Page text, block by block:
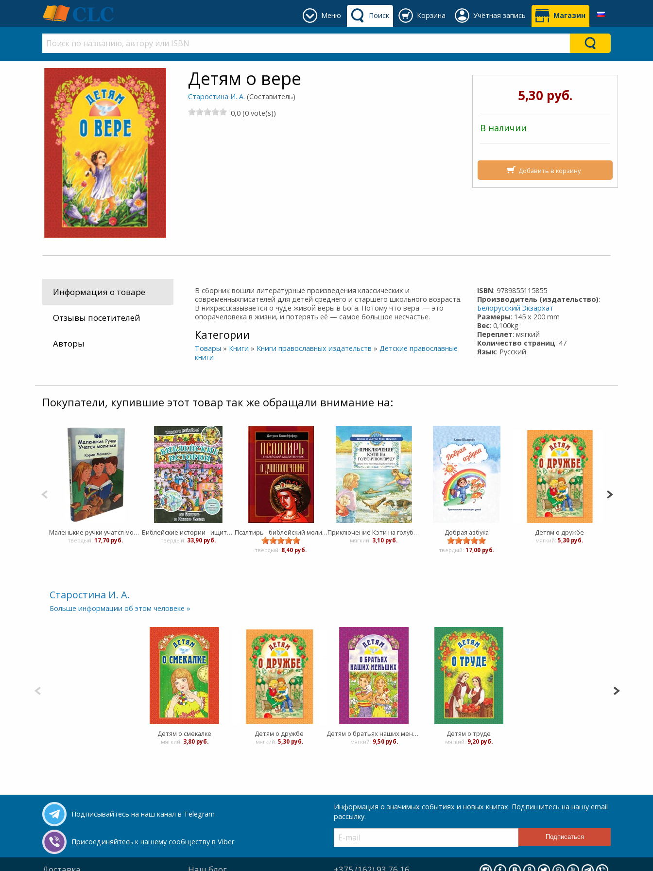
Меню Поиск Корзина Учётная запись Магазин
Детям о вере
Старостина И. А. (Составитель)
0,0 (0 vote(s))
5,30 руб.
В наличии
Добавить в корзину
Информация о товаре
Отзывы посетителей
Авторы
В сборник вошли литературные произведения классических и
современныхписателей для детей среднего и старшего школьного возраста.
В нихрассказывается о чуде живой веры в Бога. Потому что вера — это
опорачеловека в жизни, и потерять её — самое большое несчастье.
Категории
Товары » Книги » Книги православных издательств »Детские православные
книги
ISBN: 9789855115855
Производитель (издательство):
Белорусский Экзархат
Размеры: 145 x 200 mm
Вес: 0,100kg
Переплет: мягкий
Количество страниц: 47
Язык: Русский
Покупатели, купившие этот товар так же обращали внимание на:
Маленькие ручки учатся молиться
твердый: 17,70 руб.
Библейские истории - ищите и найдете
твердый: 33,90 руб.
Псалтирь - библейский молитвенник
твердый: 8,40 руб.
Приключение Кэти на голубичном пруду
мягкий: 3,10 руб.
Добрая азбука
твердый: 17,00 руб.
Детям о дружбе
мягкий:5,30 руб.
Старостина И. А.
Больше информации об этом человеке »
Детям о смекалке
мягкий: 3,80 руб.
Детям о дружбе
мягкий: 5,30 руб.
Детям о братьях наших меньших
мягкий: 9,50 руб.
Детям о труде
мягкий: 9,20 руб.
Подписывайтесь на наш канал в Telegram
Присоединяйтесь к нашему сообществу в Viber
Информация о значимых событиях и новых книгах. Подпишитесь на нашу email
рассылку.